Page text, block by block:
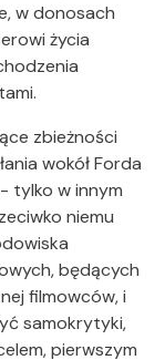
w donosach
życia
zbieżności
wokół Forda
tylko w innym
niemu
będących
filmowców, i
samokrytyki,
pierwszym